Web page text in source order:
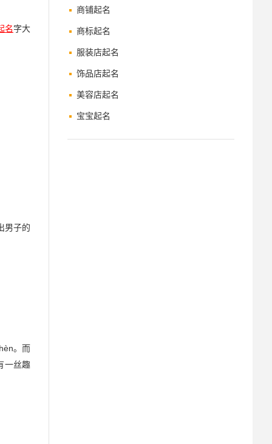
名字大
男子的
。而
一丝趣
商铺起名
商标起名
服装店起名
饰品店起名
美容店起名
宝宝起名